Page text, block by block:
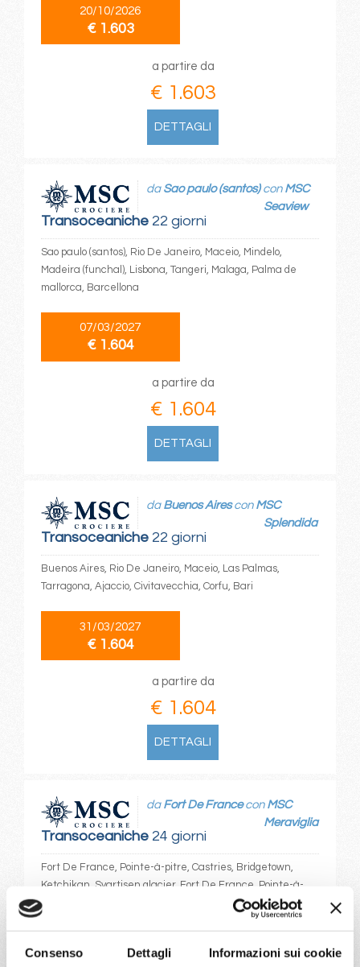
Consenso Dettagli Informazioni sui cookie
20/10/2026
€ 1.603
a partire da
€ 1.603
DETTAGLI
Transoceaniche22 giorni
da Sao paulo (santos)con MSC
Seaview
Sao paulo (santos), Rio De Janeiro, Maceio, Mindelo,
Madeira (funchal), Lisbona, Tangeri, Malaga, Palma de
mallorca, Barcellona
07/03/2027
€ 1.604
a partire da
€ 1.604
DETTAGLI
Transoceaniche22 giorni
da Buenos Airescon MSC
Splendida
Buenos Aires, Rio De Janeiro, Maceio, Las Palmas,
Tarragona, Ajaccio, Civitavecchia, Corfu, Bari
31/03/2027
€ 1.604
a partire da
€ 1.604
DETTAGLI
Transoceaniche24 giorni
da Fort De Francecon MSC
Meraviglia
Fort De France, Pointe-à-pitre, Castries, Bridgetown,
Ketchikan, Svartisen glacier, Fort De France, Pointe-à-
pitre, Philipsburg, Ponta Delgada, Lisbona, Vigo, Paris (le
15/04/2028